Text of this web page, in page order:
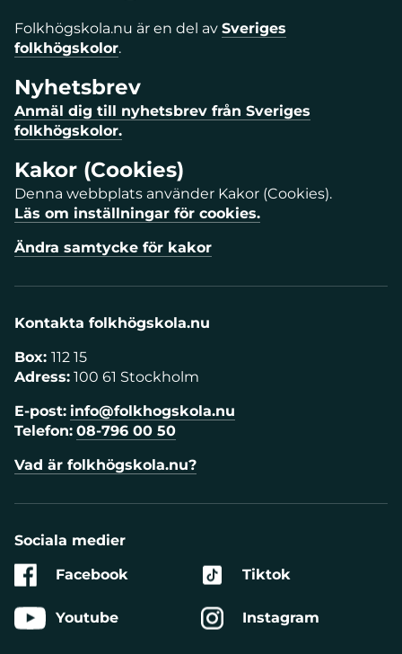
Folkhögskola.nu är en del av Sveriges
folkhögskolor.
Nyhetsbrev
Anmäl dig till nyhetsbrev från Sveriges
folkhögskolor.
Kakor (Cookies)
Denna webbplats använder Kakor (Cookies).
Läs om inställningar för cookies.
Ändra samtycke för kakor
Kontakta folkhögskola.nu
Box: 112 15
Adress: 100 61 Stockholm
E-post: info@folkhogskola.nu
Telefon: 08-796 00 50
Vad är folkhögskola.nu?
Sociala medier
Facebook
Youtube
Tiktok
Instagram